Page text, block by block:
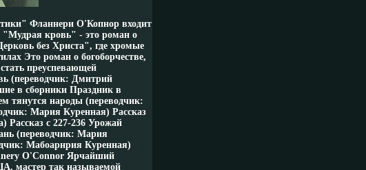
Фланнери О'Копнор входит
"Мудрая кровь" - это роман о
без Христа", где хромые
Это роман о богоборчестве,
преуспевающей
(переводчик: Дмитрий
в сборники Праздник в
тянутся народы (переводчик:
Мария Куренная) Рассказ
Рассказ c 227-236 Урожай
(переводчик: Мария
Мабоарнрия Куренная)
O'Connor Ярчайший
мастер так называемой